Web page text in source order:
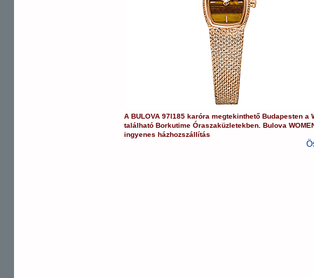
ABULOVA 97l185 karóra megtekinthető Budapesten a
található Borkutime Óraszaküzletekben.Bulova
ingyenes házhozszállítás